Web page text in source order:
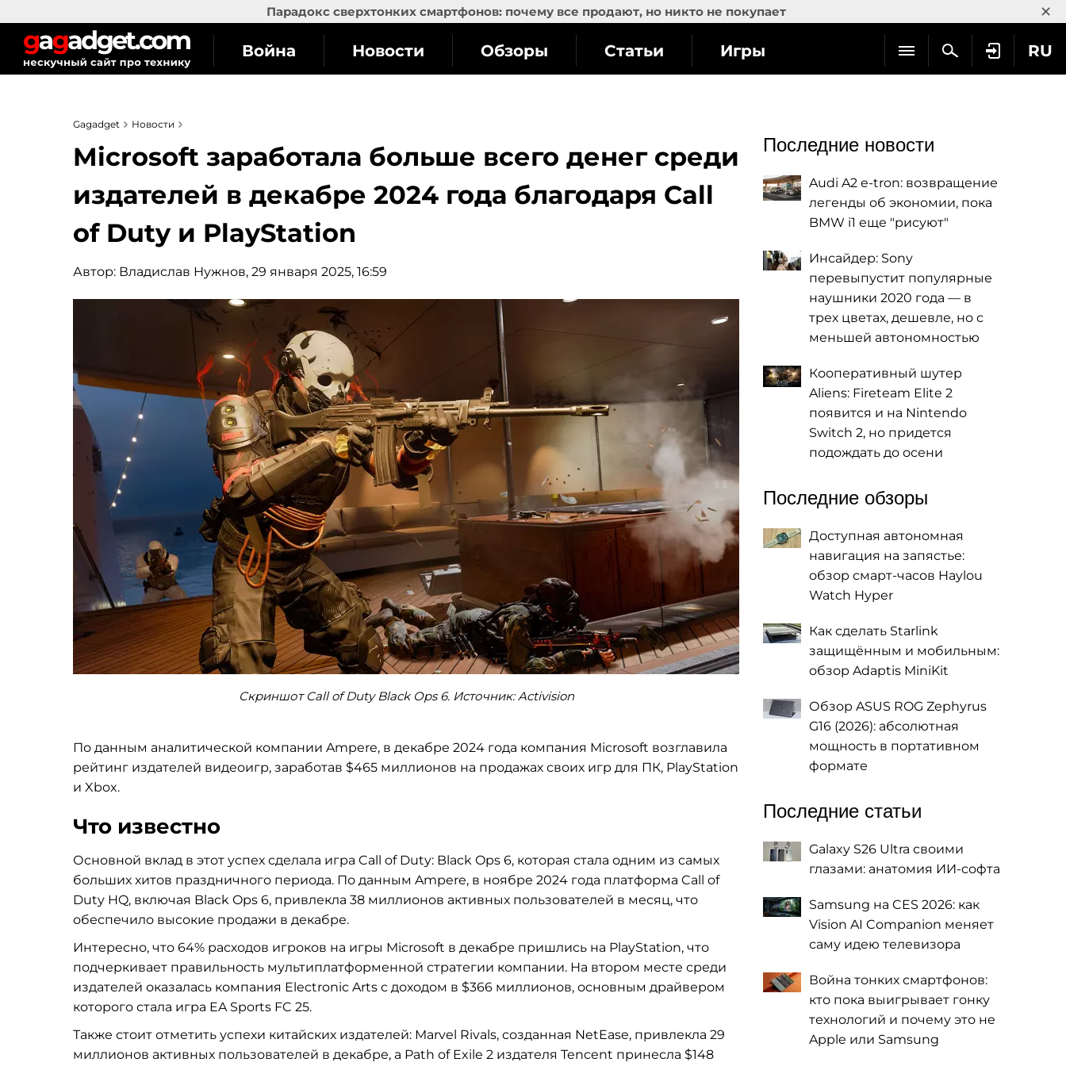
Парадокс сверхтонких смартфонов: почему все продают, но никто не покупает ×
RU
Война Новости Обзоры Статьи Игры
Gagadget Новости
Microsoft заработала больше всего денег среди
издателей в декабре 2024 года благодаря Call
of Duty и PlayStation
Автор: Владислав Нужнов, 29 января 2025, 16:59
Скриншот Call of Duty Black Ops 6. Источник: Activision
По данным аналитической компании Ampere, в декабре 2024 года компания Microsoft возглавила
рейтинг издателей видеоигр, заработав $465 миллионов на продажах своих игр для ПК, PlayStation
и Xbox.
Что известно
Основной вклад в этот успех сделала игра Call of Duty: Black Ops 6, которая стала одним из самых
больших хитов праздничного периода. По данным Ampere, в ноябре 2024 года платформа Call of
Duty HQ, включая Black Ops 6, привлекла 38 миллионов активных пользователей в месяц, что
обеспечило высокие продажи в декабре.
Интересно, что 64% расходов игроков на игры Microsoft в декабре пришлись на PlayStation, что
подчеркивает правильность мультиплатформенной стратегии компании. На втором месте среди
издателей оказалась компания Electronic Arts с доходом в $366 миллионов, основным драйвером
которого стала игра EA Sports FC 25.
Также стоит отметить успехи китайских издателей: Marvel Rivals, созданная NetEase, привлекла 29
миллионов активных пользователей в декабре, а Path of Exile 2 издателя Tencent принесла $148
Последние новости
Audi A2 e-tron: возвращение
легенды об экономии, пока
BMW i1 еще "рисуют"
Инсайдер: Sony
перевыпустит популярные
наушники 2020 года — в
трех цветах, дешевле, но с
меньшей автономностью
Кооперативный шутер
Aliens: Fireteam Elite 2
появится и на Nintendo
Switch 2, но придется
подождать до осени
Последние обзоры
Доступная автономная
навигация на запястье:
обзор смарт-часов Haylou
Watch Hyper
Как сделать Starlink
защищённым и мобильным:
обзор Adaptis MiniKit
Обзор ASUS ROG Zephyrus
G16 (2026): абсолютная
мощность в портативном
формате
Последние статьи
Galaxy S26 Ultra своими
глазами: анатомия ИИ-софта
Samsung на CES 2026: как
Vision AI Companion меняет
саму идею телевизора
Война тонких смартфонов:
кто пока выигрывает гонку
технологий и почему это не
Apple или Samsung